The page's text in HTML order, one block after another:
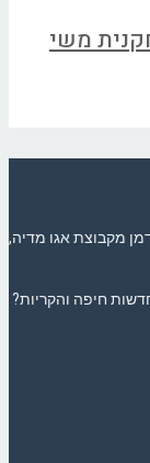
משי
מקבוצת אגו מדיה,
חיפה והקריות?